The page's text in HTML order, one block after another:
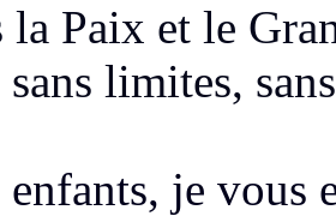
la Paix et le
sans limites,
je vous